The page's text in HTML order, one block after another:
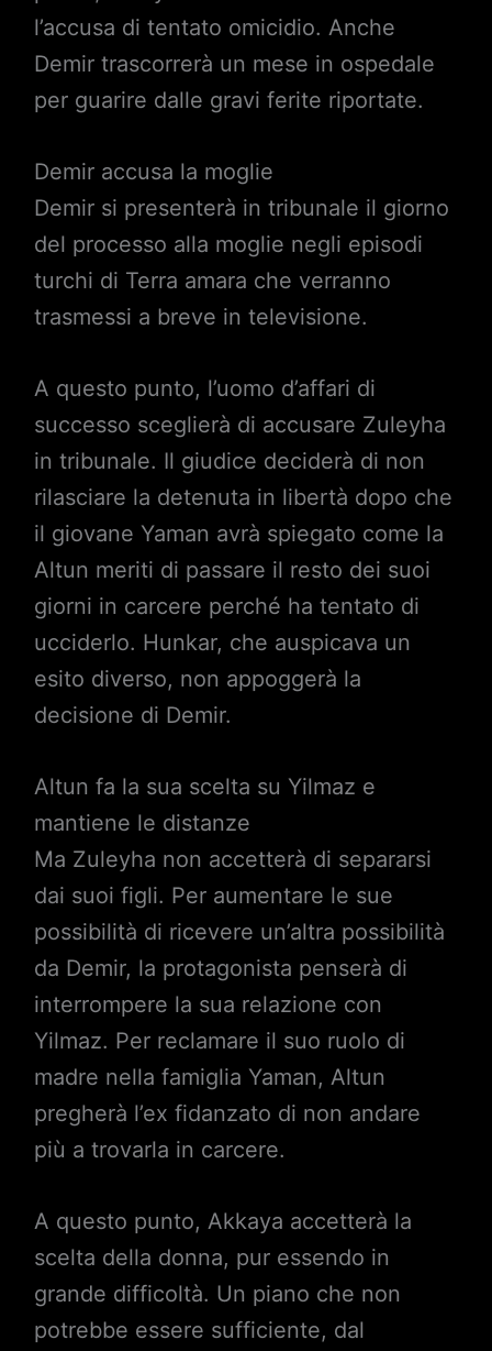
l’accusa di tentato omicidio. Anche
Demir trascorrerà un mese in ospedale
per guarire dalle gravi ferite riportate.
Demir accusa la moglie
Demir si presenterà in tribunale il giorno
del processo alla moglie negli episodi
turchi di Terra amara che verranno
trasmessi a breve in televisione.
A questo punto, l’uomo d’affari di
successo sceglierà di accusare Zuleyha
in tribunale. Il giudice deciderà di non
rilasciare la detenuta in libertà dopo che
il giovane Yaman avrà spiegato come la
Altun meriti di passare il resto dei suoi
giorni in carcere perché ha tentato di
ucciderlo. Hunkar, che auspicava un
esito diverso, non appoggerà la
decisione di Demir.
Altun fa la sua scelta su Yilmaz e
mantiene le distanze
Ma Zuleyha non accetterà di separarsi
dai suoi figli. Per aumentare le sue
possibilità di ricevere un’altra possibilità
da Demir, la protagonista penserà di
interrompere la sua relazione con
Yilmaz. Per reclamare il suo ruolo di
madre nella famiglia Yaman, Altun
pregherà l’ex fidanzato di non andare
più a trovarla in carcere.
A questo punto, Akkaya accetterà la
scelta della donna, pur essendo in
grande difficoltà. Un piano che non
potrebbe essere sufficiente, dal